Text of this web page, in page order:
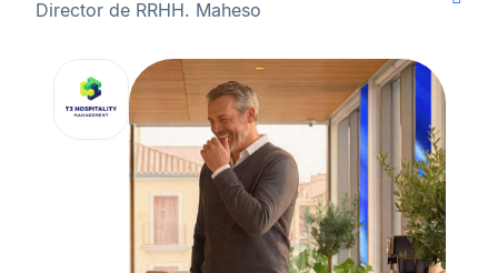
Director de RRHH. Maheso